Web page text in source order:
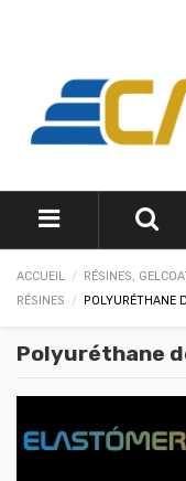
ACCUEIL
RÉSINES,
RÉSINES
POLYURÉTHANE
Polyuréthane